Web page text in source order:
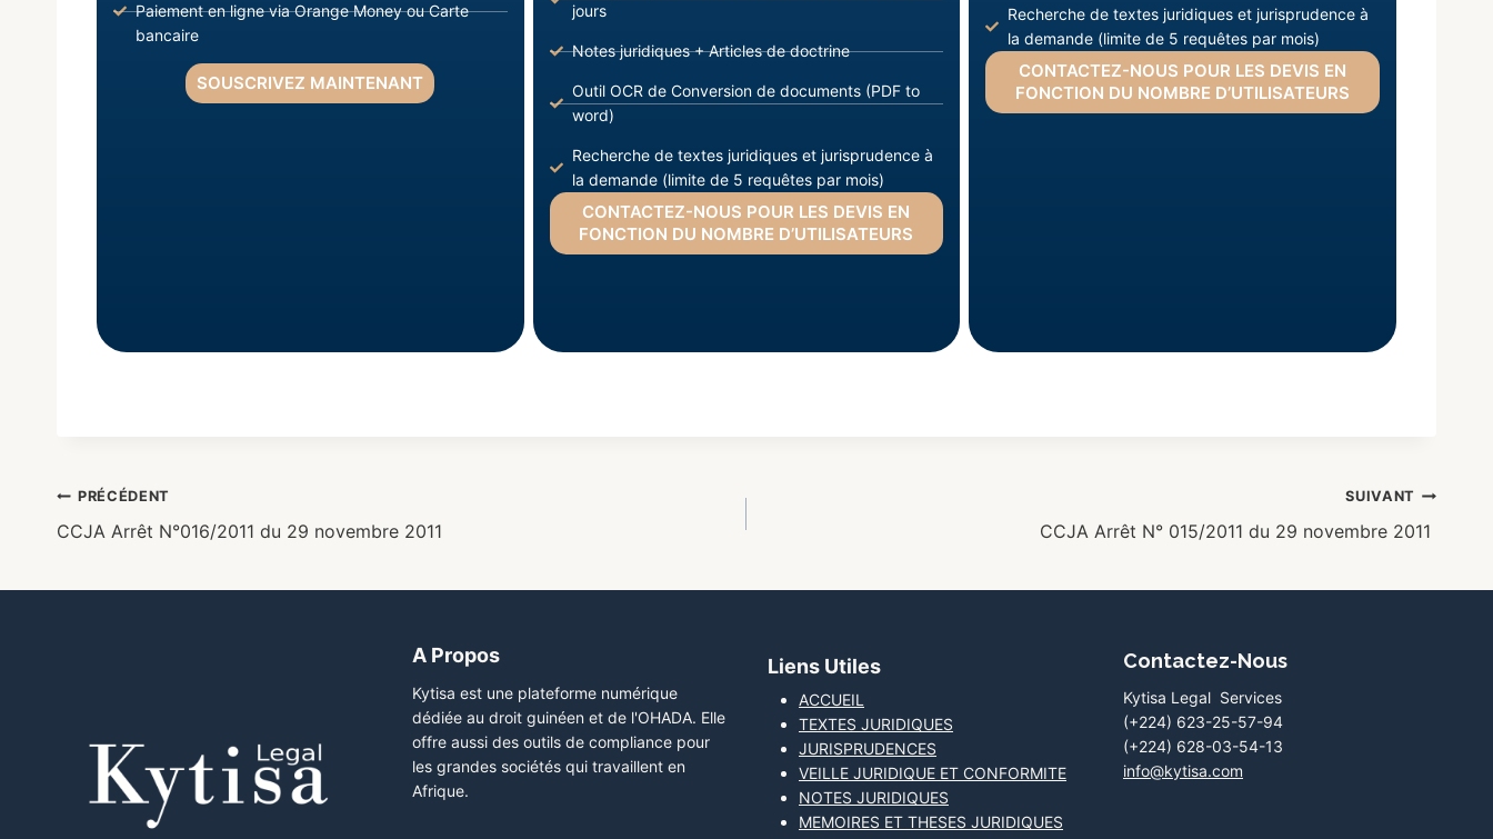
Paiement en ligne via Orange Money ou Carte
bancaire
SOUSCRIVEZ MAINTENANT
jours
Notes juridiques + Articles de doctrine
Outil OCR de Conversion de documents (PDF to
word)
Recherche de textes juridiques et jurisprudence à
la demande (limite de 5 requêtes par mois)
CONTACTEZ-NOUS POUR LES DEVIS EN
FONCTION DU NOMBRE D’UTILISATEURS
Recherche de textes juridiques et jurisprudence à
la demande (limite de 5 requêtes par mois)
CONTACTEZ-NOUS POUR LES DEVIS EN
FONCTION DU NOMBRE D’UTILISATEURS
PRÉCÉDENT
CCJA Arrêt N°016/2011 du 29 novembre 2011
SUIVANT
CCJA Arrêt N° 015/2011 du 29 novembre 2011
A Propos
Kytisa est une plateforme numérique
dédiée au droit guinéen et de l'OHADA. Elle
offre aussi des outils de compliance pour
les grandes sociétés qui travaillent en
Afrique.
Liens Utiles
ACCUEIL
TEXTES JURIDIQUES
JURISPRUDENCES
VEILLE JURIDIQUE ET CONFORMITE
NOTES JURIDIQUES
MEMOIRES ET THESES JURIDIQUES
Contactez-Nous
Kytisa Legal Services
(+224) 623-25-57-94
(+224) 628-03-54-13
info@kytisa.com